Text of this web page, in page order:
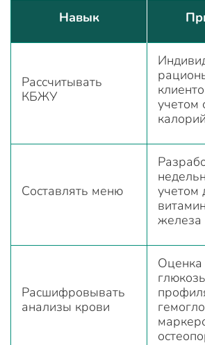
Навык
Рассчитывать
КБЖУ
учетом
Составлять меню
учетом
железа
Расшифровывать
анализы крови
Оценка